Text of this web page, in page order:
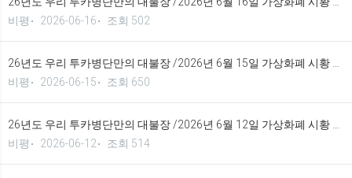
비평
2026-06-16 조회 502
비평
2026-06-15 조회 650
비평
2026-06-12 조회 514